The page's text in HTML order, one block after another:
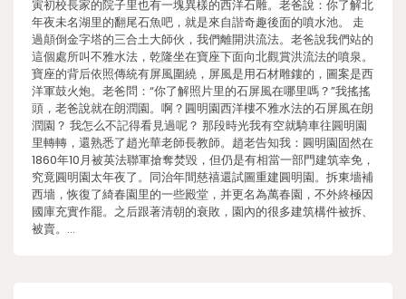
寅初校長家的院子里也有一塊異樣的西洋石雕。老爸說：你了解北
年夜未名湖里的翻尾石魚吧，就是來自諧奇趣後面的噴水池。 走
過顛倒金字塔的三合土大師伙，我們離開洪流法。老爸說我們站的
這個處所叫不雅水法，乾隆坐在寶座下面向北觀賞洪流法的噴泉。
寶座的背后依照傳統有屏風圍繞，屏風是用石材雕鏤的，圖案是西
洋軍鼓火炮。老爸問：“你了解照片里的石屏風在哪里嗎？”我搖搖
頭，老爸說就在朗潤園。啊？圓明園西洋樓不雅水法的石屏風在朗
潤園？ 我怎么不記得看見過呢？ 那段時光我有空就騎車往圓明園
里轉轉，還熟悉了趙光華老師長教師。趙老告知我：圓明園固然在
1860年10月被英法聯軍搶奪焚毀，但仍是有相當一部門建筑幸免，
究竟圓明園太年夜了。同治年間慈禧還試圖重建圓明園。拆東墻補
西墻，恢復了綺春園里的一些殿堂，并更名為萬春園，不外終極因
國庫充實作罷。之后跟著清朝的衰敗，園內的很多建筑構件被拆、
被賣。…